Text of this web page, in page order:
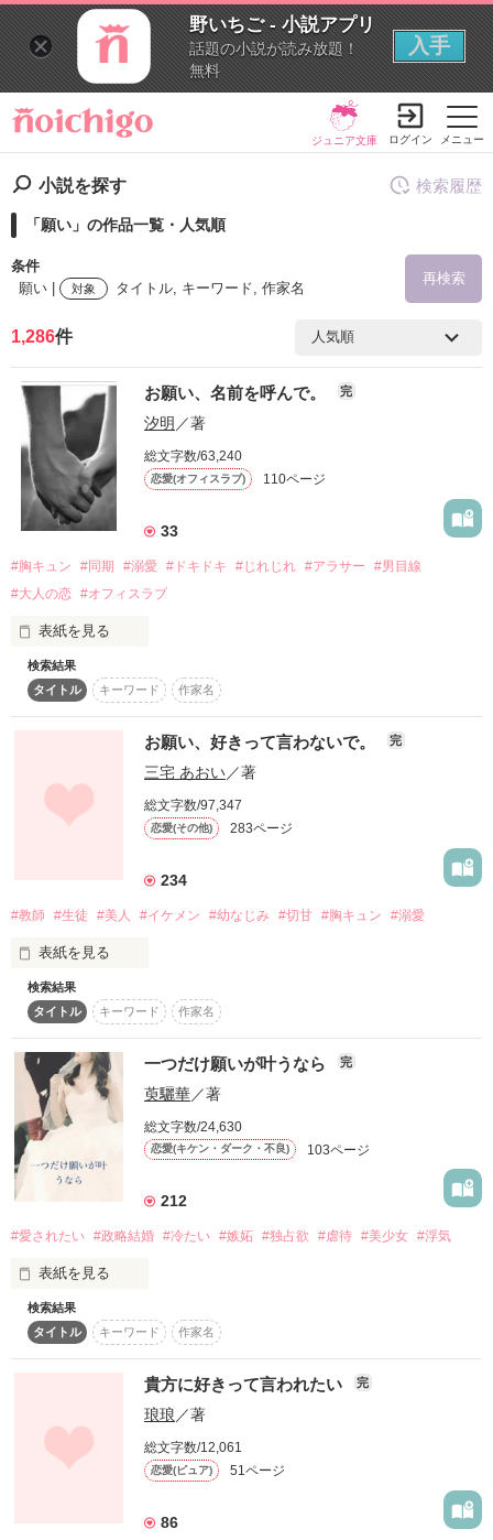
野いちご - 小説アプリ
話題の小説が読み放題！
無料
入手
メニュー
ジュニア文庫 ログイン
小説を探す
「願い」の作品一覧・人気順
条件
願い |
対象 タイトル, キーワード, 作家名
再検索
検索ワード
詳しく検索
タイトル キーワード
ジャンル
ステータス
コンテスト
復刻！夏の野いちごビギナーズ応援コンテスト～中・長編チ
ャレンジ！～
500文字の不気味なテスト、募集中。
200文字でゾッ！こわい短編コンテスト
この2人が最強‼ベストバディ短編コンテスト
スターツ出版小説投稿サイト合同企画「1話からの長編大
賞」野いちご！会場
その他の条件 動画あり コミックあり
検索履歴
1,286件
お願い、名前を呼んで。 完
汐明 ／著
総文字数/63,240
恋愛(オフィスラブ) 110ページ
33
#胸キュン #同期 #溺愛 #ドキドキ #じれじれ #アラサー
#男目線
#大人の恋 #オフィスラブ
表紙を見る
私の名前は「野崎優香」
いつからだろう。
私の名前が「野崎さん」になったのは。
インテリアメーカー営業　32歳　独身。
駆けずり回ってます。
誰かに「優香」と呼ばれる日を夢見て・・・。
☆☆☆☆☆☆☆☆☆☆☆☆☆☆☆☆☆☆☆☆☆☆
2月21日に完結しました。
お楽しみいただけると、嬉しいです。
作品を読む
検索結果
タイトル
キーワード 作家名
お願い、好きって言わないで。 完
三宅 あおい／著
総文字数/97,347
恋愛(その他) 283ページ
234
#教師 #生徒 #美人 #イケメン #幼なじみ #切甘 #胸キュン #溺愛
表紙を見る
いつだって私が大人で
幼なじみの彼は子供だと思っていた。
再会した時も、そう思っていたのに。
「俺を男だって意識しろよ」
「キスだけで腰抜けてんの？」
前よりずっと男らしくなった彼に惑わされる。
彼は私よりずっと大人だった。
「もうあの頃とは違うの」
賢く教え上手な美人新米教師
検索結果
タイトル
キーワード 作家名
一つだけ願いが叶うなら 完
萸驪華／著
総文字数/24,630
恋愛(キケン・ダーク・不良) 103ページ
212
#愛されたい #政略結婚 #冷たい #嫉妬 #独占欲 #虐待 #美少女 #浮気
表紙を見る
もし、一つだけ願いが叶うなら・・・
私は貴方に愛されたいと願うでしょう。
きっと何度願っても叶わない願い。
検索結果
タイトル
キーワード 作家名
貴方に好きって言われたい 完
琅琅／著
総文字数/12,061
恋愛(ピュア) 51ページ
86